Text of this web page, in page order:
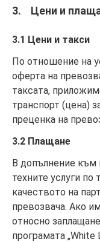
3. Цени и
3.1 Цени и такси
По отношение на
оферта на
таксата,
транспорт (цена)
преценка на
3.2 Плащане
В допълнение към
техните услуги по
качеството на
превозвача. Ако
относно
програмата